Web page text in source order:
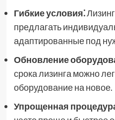
Гибкие условия⁚
предлагать
адаптированные под
Обновление
срока лизинга можно
оборудование на новое.
Упрощенная